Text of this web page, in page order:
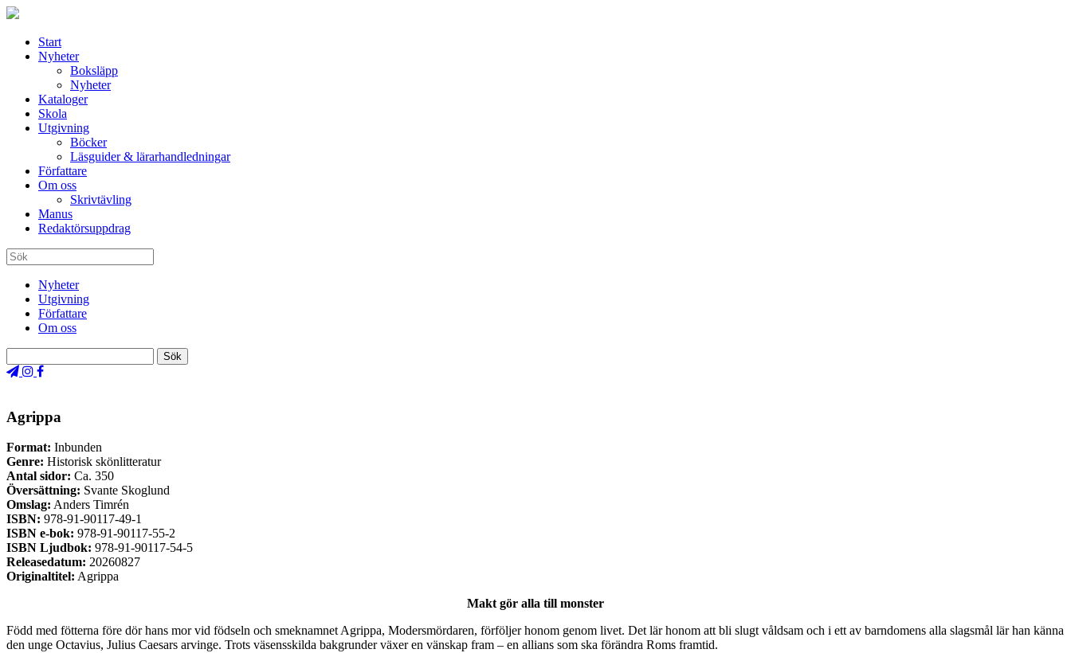
Start
Nyheter
Boksläpp
Nyheter
Kataloger
Skola
Utgivning
Böcker
Läsguider & lärarhandledningar
Författare
Om oss
Skrivtävling
Manus
Redaktörsuppdrag
Nyheter
Utgivning
Författare
Om oss
Agrippa
Format: Inbunden
Genre: Historisk skönlitteratur
Antal sidor: Ca. 350
Översättning: Svante Skoglund
Omslag: Anders Timrén
ISBN: 978-91-90117-49-1
ISBN e-bok: 978-91-90117-55-2
ISBN Ljudbok: 978-91-90117-54-5
Releasedatum: 20260827
Originaltitel: Agrippa
Makt gör alla till monster
Född med fötterna före dör hans mor vid födseln och smeknamnet Agrippa, Modersmördaren, förföljer honom genom livet. Det lär honom att bli slugt våldsam och i ett av barndomens alla slagsmål lär han känna
den unge Octavius, Julius Caesars arvinge. Trots väsensskilda bakgrunder växer en vänskap fram – en allians som ska förändra Roms framtid.